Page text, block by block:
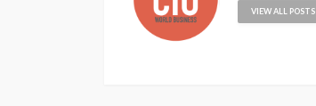
VIEW ALL POSTS